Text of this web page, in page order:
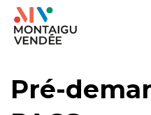
Gestion des traceurs
Aller
Aller
contenu
Aller
pied
Pré-